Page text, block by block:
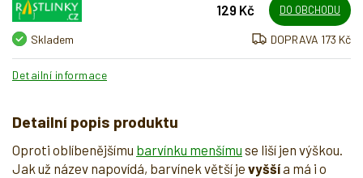
129 Kč DO OBCHODU
Skladem DOPRAVA 173 Kč
Detailní informace
Detailní popis produktu
Oproti oblíbenějšímu barvínku menšímu se liší jen výškou.
Jak už název napovídá, barvínek větší je vyššía má i o